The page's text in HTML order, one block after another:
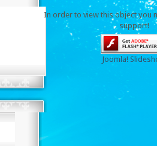
In order to view this object you
support!
Joomla!
города Астаны